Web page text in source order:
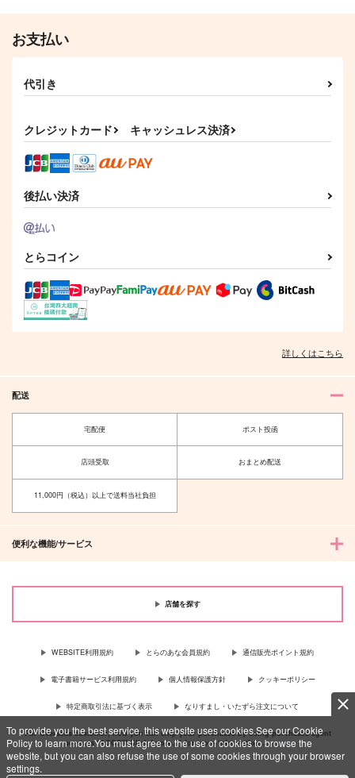
To provide you the best service, this website uses cookies.See our Cookie
Policy to learn more.You must agree to the use of cookies to browse the
website, but you can also refuse the use of some cookies through your browser
settings.
お支払い
代引き
クレジットカード キャッシュレス決済
後払い決済
とらコイン
詳しくはこちら
配送
宅配便 ポスト投函
店頭受取 おまとめ配送
11,000円（税込）以上で送料当社負担
便利な機能/サービス
店舗を探す
WEBSITE利用規約 とらのあな会員規約 通信販売ポイント規約
電子書籍サービス利用規約 個人情報保護方針 クッキーポリシー
特定商取引法に基づく表示 なりすまし・いたずら注文について
For Overseas customer, now you can ship your purchases by using purchases agent
services “AOCS”! Click {more…} for more information …more